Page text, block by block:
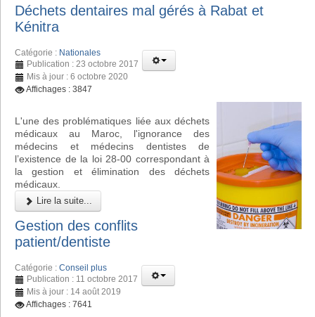
Déchets dentaires mal gérés à Rabat et
Kénitra
Catégorie : Nationales
Publication : 23 octobre 2017
Mis à jour : 6 octobre 2020
Affichages : 3847
L'une des problématiques liée aux déchets
médicaux au Maroc, l'ignorance des
médecins et médecins dentistes de
l’existence de la loi 28-00 correspondant à
la gestion et élimination des déchets
médicaux.
Lire la suite...
Gestion des conflits
patient/dentiste
Catégorie : Conseil plus
Publication : 11 octobre 2017
Mis à jour : 14 août 2019
Affichages : 7641